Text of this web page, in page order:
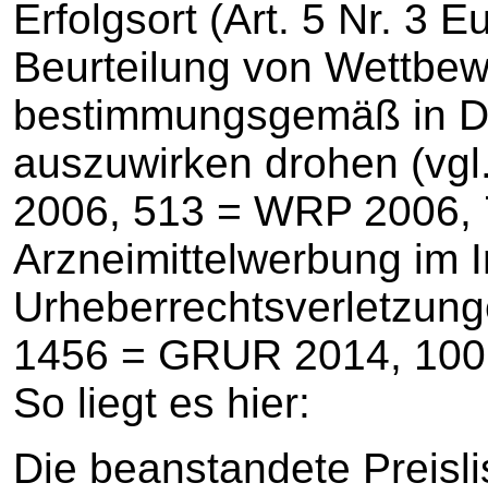
Erfolgsort (Art. 5 Nr. 3
Beurteilung von
bestimmungsgemäß in
auszuwirken drohen
2006, 513 = WRP
Arzneimittelwerbung im
1456 = GRUR 2014,
So liegt es hier:
Die beanstandete